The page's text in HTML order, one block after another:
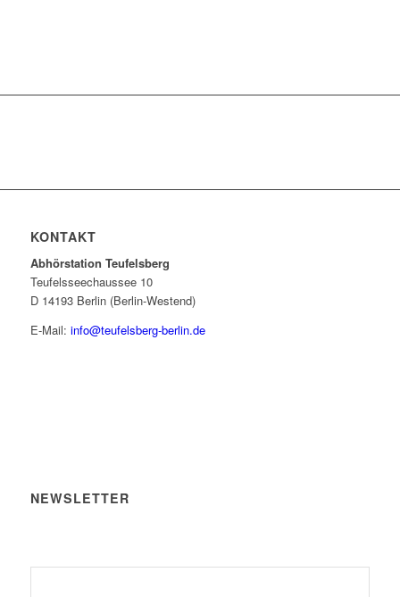
KONTAKT
Abhörstation Teufelsberg
Teufelsseechaussee 10
D 14193 Berlin (Berlin-Westend)
E-Mail: info@teufelsberg-berlin.de
NEWSLETTER